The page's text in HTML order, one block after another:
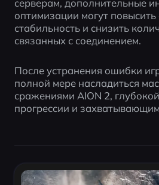
серверам, дополнительные
оптимизации могут
стабильность и снизить
связанных с соединением.
После устранения ошибки
полной мере насладиться
сражениями AION 2,
прогрессии и